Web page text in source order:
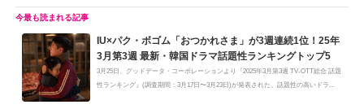
IU×パク・ボゴム「おつかれさま」が3週連続1位！25年
3月第3週 最新・韓国ドラマ話題性ランキングトップ5
3月25日、グッドデータ・コーポレーションより『2025年3月第3週 TV-OTT総合 話題
性ランキング』(調査期間：3月17日〜3月23日)が発表された。話題性の高いドラ...